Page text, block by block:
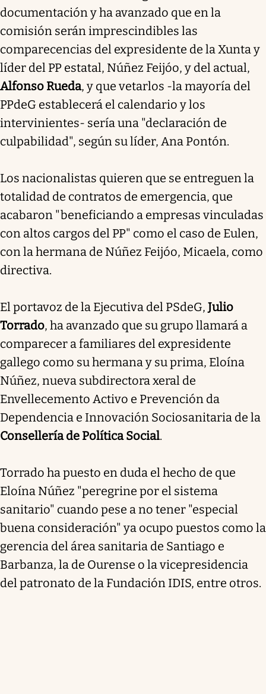
documentación y ha avanzado que en la
comisión serán imprescindibles las
comparecencias del expresidente de la Xunta y
líder del PP estatal, Núñez Feijóo, y del actual,
Alfonso Rueda, y que vetarlos -la mayoría del
PPdeG establecerá el calendario y los
intervinientes- sería una "declaración de
culpabilidad", según su líder, Ana Pontón.
Los nacionalistas quieren que se entreguen la
totalidad de contratos de emergencia, que
acabaron "beneficiando a empresas vinculadas
con altos cargos del PP" como el caso de Eulen,
con la hermana de Núñez Feijóo, Micaela, como
directiva.
El portavoz de la Ejecutiva del PSdeG, Julio
Torrado, ha avanzado que su grupo llamará a
comparecer a familiares del expresidente
gallego como su hermana y su prima, Eloína
Núñez, nueva subdirectora xeral de
Envellecemento Activo e Prevención da
Dependencia e Innovación Sociosanitaria de la
Consellería de Política Social.
Torrado ha puesto en duda el hecho de que
Eloína Núñez "peregrine por el sistema
sanitario" cuando pese a no tener "especial
buena consideración" ya ocupo puestos como la
gerencia del área sanitaria de Santiago e
Barbanza, la de Ourense o la vicepresidencia
del patronato de la Fundación IDIS, entre otros.